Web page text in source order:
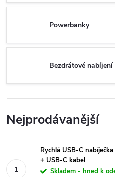
Powerbanky
Bezdrátové nabíjení
Nejprodávanější
Rychlá USB-C
+ USB-C kabel
Skladem - hned k